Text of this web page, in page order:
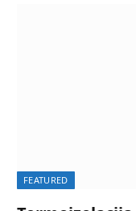
FEATURED